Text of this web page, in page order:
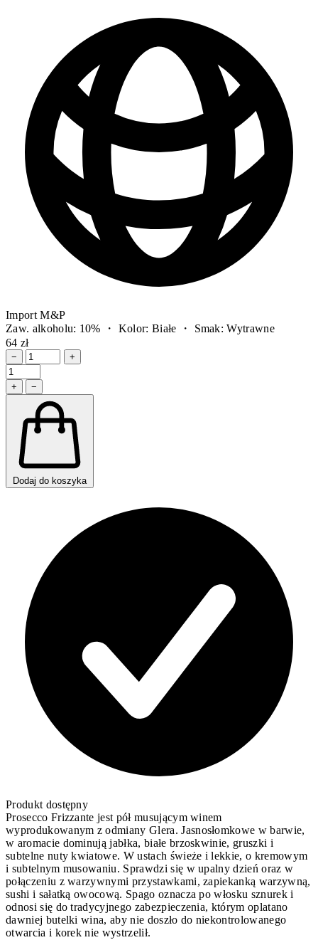
Import M&P
Zaw. alkoholu: 10% ・ Kolor: Białe ・ Smak: Wytrawne
64 zł
− +
+ −
Dodaj do koszyka
Produkt dostępny
Prosecco Frizzante jest pół musującym winem
wyprodukowanym z odmiany Glera. Jasnosłomkowe w barwie,
w aromacie dominują jabłka, białe brzoskwinie, gruszki i
subtelne nuty kwiatowe. W ustach świeże i lekkie, o kremowym
i subtelnym musowaniu. Sprawdzi się w upalny dzień oraz w
połączeniu z warzywnymi przystawkami, zapiekanką warzywną,
sushi i sałatką owocową. Spago oznacza po włosku sznurek i
odnosi się do tradycyjnego zabezpieczenia, którym oplatano
dawniej butelki wina, aby nie doszło do niekontrolowanego
otwarcia i korek nie wystrzelił.